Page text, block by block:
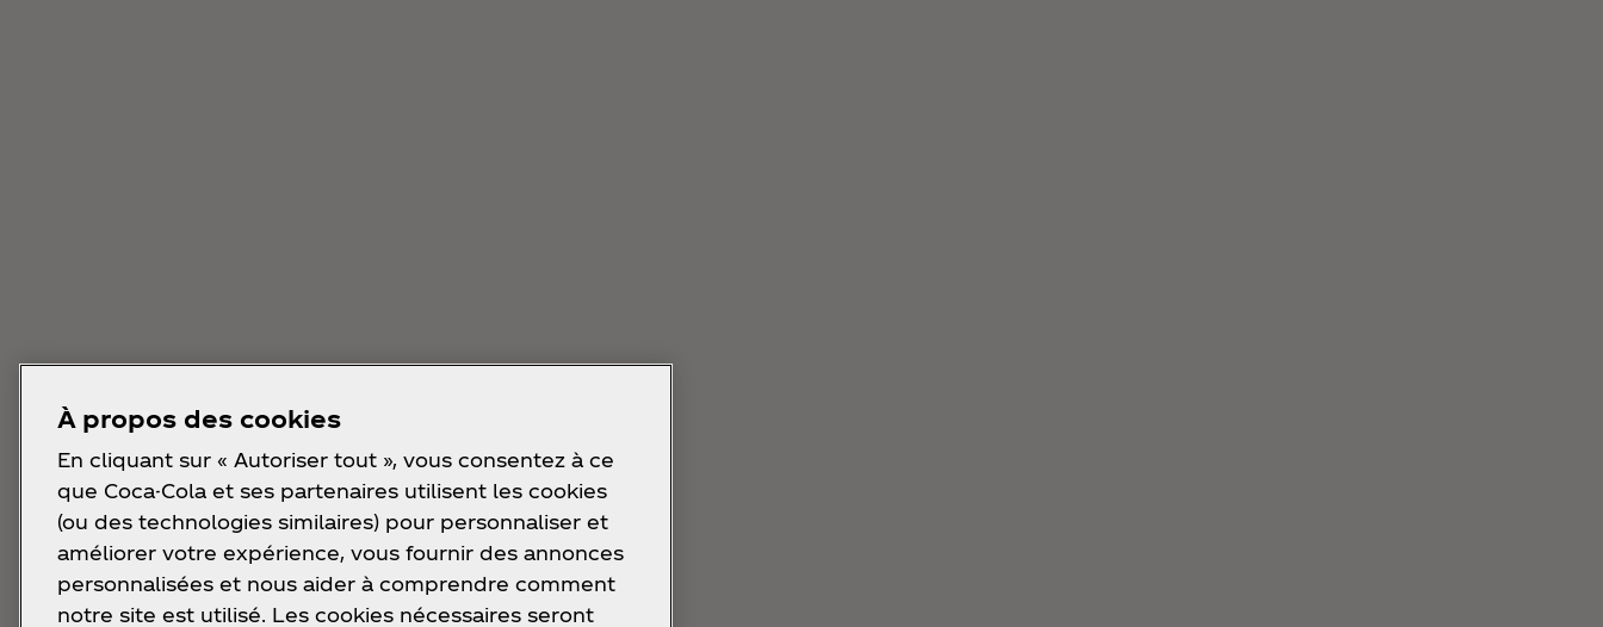
À propos des cookies
En cliquant sur « Autoriser tout », vous consentez à ce
que Coca-Cola et ses partenaires utilisent les cookies
(ou des technologies similaires) pour personnaliser et
améliorer votre expérience, vous fournir des annonces
personnalisées et nous aider à comprendre comment
notre site est utilisé. Les cookies nécessaires seront